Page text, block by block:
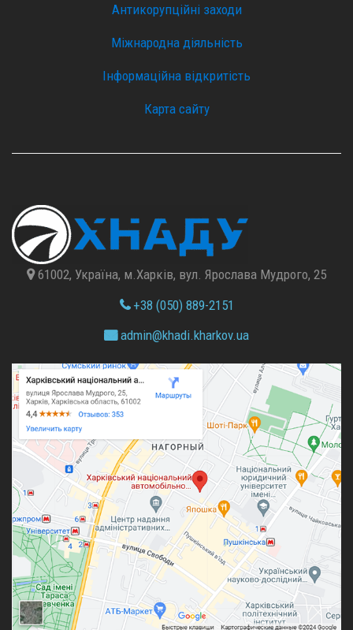
Антикорупційні заходи
Міжнародна діяльність
Інформаційна відкритість
Карта сайту
61002, Україна, м.Харків, вул. Ярослава Мудрого, 25
+38 (050) 889-2151
admin@khadi.kharkov.ua